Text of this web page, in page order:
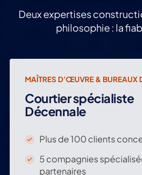
Deux expertises
philosophie : la
Votre
expert
en
assurance
décennale
MAÎTRES D’ŒUVRE & BUREAUX
Courtier spécialiste
Décennale
Plus de 100 clients
5 compagnies
partenaires